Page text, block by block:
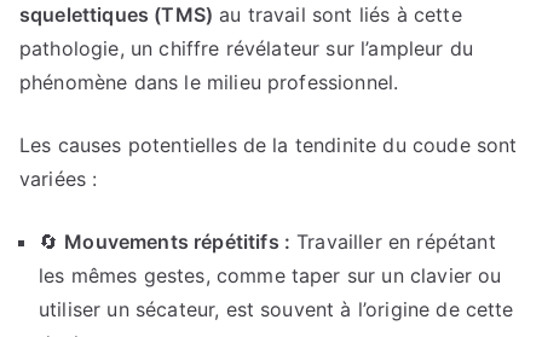
squelettiques (TMS) au travail sont liés à cette
pathologie, un chiffre révélateur sur l’ampleur du
phénomène dans le milieu professionnel.
Les causes potentielles de la tendinite du coude sont
variées :
🔄 Mouvements répétitifs : Travailler en répétant
les mêmes gestes, comme taper sur un clavier ou
utiliser un sécateur, est souvent à l’origine de cette